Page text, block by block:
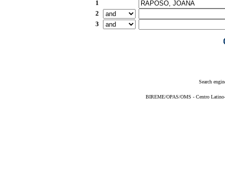
1
2
3
Search
BIREME/OPAS/OMS - Centro Latino-